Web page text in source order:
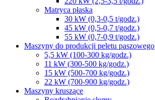
Matryca płaska
30 kW (0,3-0,5 t/godz.)
45 kW (0,5-0,7 t/godz.)
55 kW (0,7-0,9 t/godz.)
Maszyny do produkcji peletu paszowego
5,5 kW (100-300 kg/godz.)
11 kW (300-500 kg/godz.)
15 kW (500-700 kg/godz.)
22 kW (700-900 kg/godz.)
Maszyny kruszące